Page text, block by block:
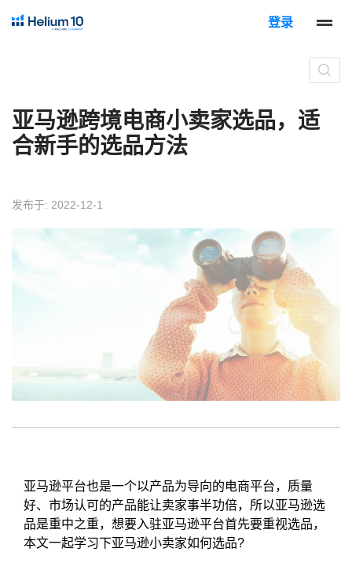
登录
亚马逊跨境电商小卖家选品，适
合新手的选品方法
发布于: 2022-12-1
亚马逊平台也是一个以产品为导向的电商平台，质量
好、市场认可的产品能让卖家事半功倍，所以亚马逊选
品是重中之重，想要入驻亚马逊平台首先要重视选品，
本文一起学习下亚马逊小卖家如何选品?